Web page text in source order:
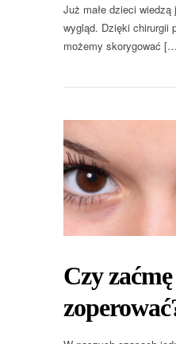
Już małe dzieci
wygląd. Dzięki chirurgii
możemy skorygować
Czy